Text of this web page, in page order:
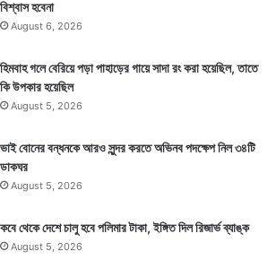
বিশ্বাস হবেনা
August 6, 2026
হিমবাহ গলে বেরিয়ে পড়া পাহাড়ের গায়ে সাদা রং করা হয়েছিল, তাতে
কি উপকার হয়েছিল
August 5, 2026
ভাই বোনের বন্ধনকে আরও সুন্দর করতে অভিনব পদক্ষেপ নিল ৩৪টি
ডাকঘর
August 5, 2026
কবে থেকে দেশে চালু হবে পলিমার টাকা, ইঙ্গিত দিল রিজার্ভ ব্যাঙ্ক
August 5, 2026